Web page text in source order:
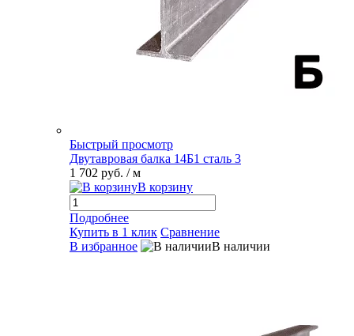
Быстрый просмотр
Двутавровая балка 14Б1 сталь 3
1 702 руб. / м
В корзину
Подробнее
Купить в 1 клик Сравнение
В избранное
В наличии